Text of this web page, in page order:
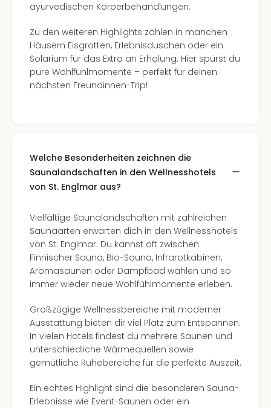
ayurvedischen Körperbehandlungen.
Zu den weiteren Highlights zählen in manchen
Häusern Eisgrotten, Erlebnisduschen oder ein
Solarium für das Extra an Erholung. Hier spürst du
pure Wohlfühlmomente – perfekt für deinen
nächsten Freundinnen-Trip!
Welche Besonderheiten zeichnen die
Saunalandschaften in den Wellnesshotels
von St. Englmar aus?
Vielfältige Saunalandschaften mit zahlreichen
Saunaarten erwarten dich in den Wellnesshotels
von St. Englmar. Du kannst oft zwischen
Finnischer Sauna, Bio-Sauna, Infrarotkabinen,
Aromasaunen oder Dampfbad wählen und so
immer wieder neue Wohlfühlmomente erleben.
Großzügige Wellnessbereiche mit moderner
Ausstattung bieten dir viel Platz zum Entspannen.
In vielen Hotels findest du mehrere Saunen und
unterschiedliche Wärmequellen sowie
gemütliche Ruhebereiche für die perfekte Auszeit.
Ein echtes Highlight sind die besonderen Sauna-
Erlebnisse wie Event-Saunen oder ein